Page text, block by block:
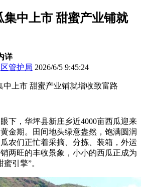
集中上市 甜蜜产业铺就
详
管护局 2026/6/5 9:45:24
中上市 甜蜜产业铺就增收致富路
下，华坪县新庄乡近4000亩西瓜迎来
金期。田间地头绿意盎然，饱满圆润
农们正忙着采摘、分拣、装箱，外运
两旺的丰收景象，小小的西瓜正成为
引擎”。